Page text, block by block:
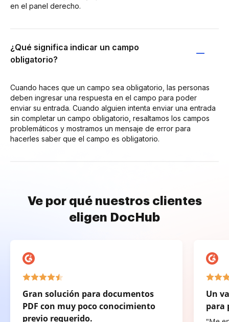
en el panel derecho.
¿Qué significa indicar un campo
obligatorio?
Cuando haces que un campo sea obligatorio, las personas
deben ingresar una respuesta en el campo para poder
enviar su entrada. Cuando alguien intenta enviar una entrada
sin completar un campo obligatorio, resaltamos los campos
problemáticos y mostramos un mensaje de error para
hacerles saber que el campo es obligatorio.
Ve por qué nuestros clientes
eligen DocHub
Gran solución para documentos
PDF con muy poco conocimiento
previo requerido.
Un
para